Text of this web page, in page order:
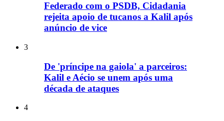
Federado com o PSDB, Cidadania
rejeita apoio de tucanos a Kalil após
anúncio de vice
3
De 'príncipe na gaiola' a parceiros:
Kalil e Aécio se unem após uma
década de ataques
4